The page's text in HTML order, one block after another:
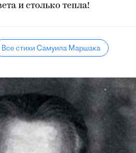
и столько тепла!
Все стихи Самуила Маршака